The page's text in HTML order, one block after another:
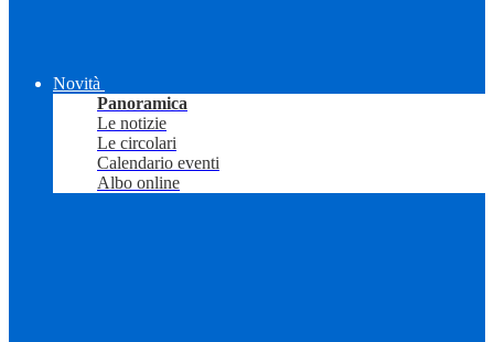
Novità
Panoramica
Le notizie
Le circolari
Calendario eventi
Albo online